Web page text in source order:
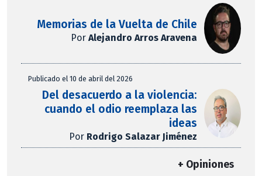
Memorias de la Vuelta de Chile
PorAlejandro Arros Aravena
Publicado el 10 de abril del 2026
Del desacuerdo a la violencia:
cuando el odio reemplaza las
ideas
Por Rodrigo Salazar Jiménez
+ Opiniones